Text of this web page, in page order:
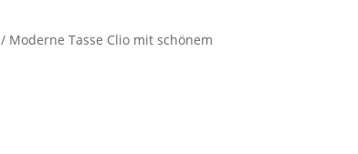
/ Moderne Tasse Clio mit schönem